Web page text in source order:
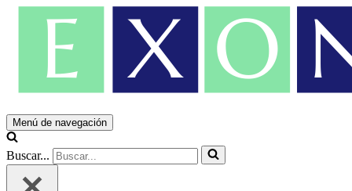
Menú de navegación
Buscar...